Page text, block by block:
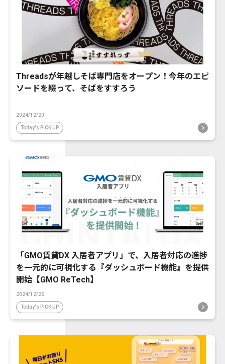
Threadsが年越しそば専門店をオープン！今年のエピ
ソードを綴って、そばをすすろう
2024/12/20
Today's PICK UP
「GMO賃貸DX 入居者アプリ」で、入居者対応の進捗
を一元的に可視化する『ダッシュボード機能』を提供
開始【GMO ReTech】
2024/12/26
Today's PICK UP